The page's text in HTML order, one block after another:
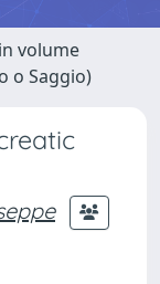
volume
o Saggio)